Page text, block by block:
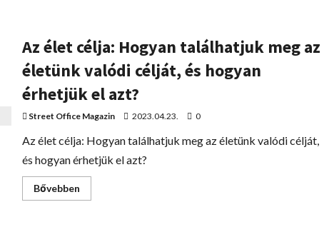
Az élet célja: Hogyan találhatjuk meg az
életünk valódi célját, és hogyan
érhetjük el azt?
Street Office Magazin 2023.04.23. 0
Az élet célja: Hogyan találhatjuk meg az életünk valódi célját,
és hogyan érhetjük el azt?
Bővebben